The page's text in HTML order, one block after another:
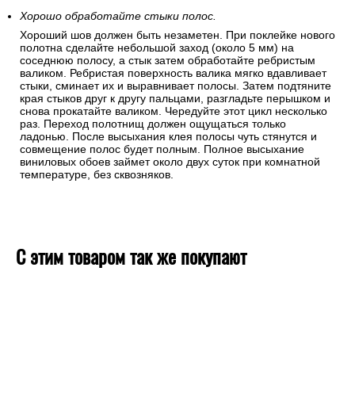
Хорошо обработайте стыки полос.
Хороший шов должен быть незаметен. При поклейке нового
полотна сделайте небольшой заход (около 5 мм) на
соседнюю полосу, а стык затем обработайте ребристым
валиком. Ребристая поверхность валика мягко вдавливает
стыки, сминает их и выравнивает полосы. Затем подтяните
края стыков друг к другу пальцами, разгладьте перышком и
снова прокатайте валиком. Чередуйте этот цикл несколько
раз. Переход полотнищ должен ощущаться только
ладонью. После высыхания клея полосы чуть стянутся и
совмещение полос будет полным. Полное высыхание
виниловых обоев займет около двух суток при комнатной
температуре, без сквозняков.
С этим товаром так же покупают